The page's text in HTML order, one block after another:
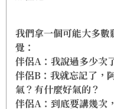
我們拿一個可能大多
覺：
伴侶A：我說過多少次
伴侶B：我就忘記了，
氣？有什麼好氣的？
伴侶A：到底要講幾次